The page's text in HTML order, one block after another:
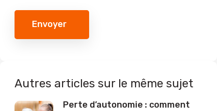
Envoyer
Autres articles sur le même sujet
Perte d’autonomie : comment